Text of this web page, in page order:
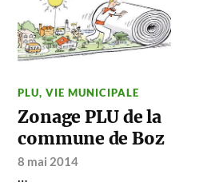
PLU,VIE MUNICIPALE
Zonage PLU de la
commune de Boz
8 mai 2014
…